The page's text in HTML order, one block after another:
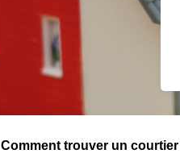
Comment trouver un courtier